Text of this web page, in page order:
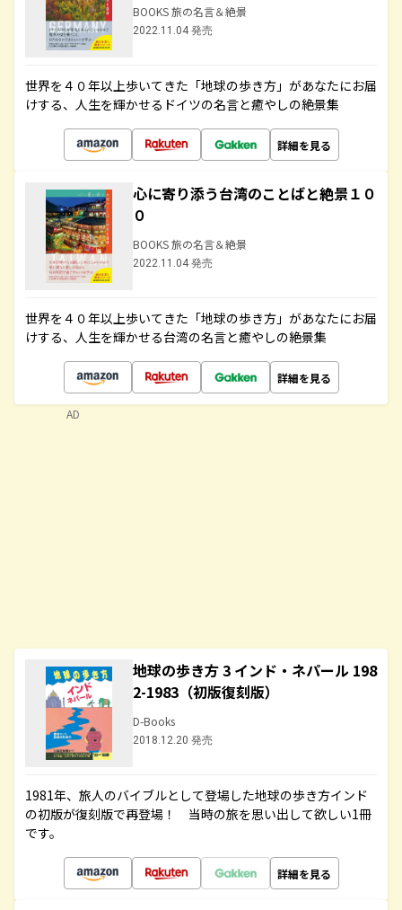
BOOKS 旅の名言＆絶景
2022.11.04 発売
世界を４０年以上歩いてきた「地球の歩き方」があなたにお届
けする、人生を輝かせるドイツの名言と癒やしの絶景集
詳細を見る
心に寄り添う台湾のことばと絶景１０
０
BOOKS 旅の名言＆絶景
2022.11.04 発売
世界を４０年以上歩いてきた「地球の歩き方」があなたにお届
けする、人生を輝かせる台湾の名言と癒やしの絶景集
詳細を見る
地球の歩き方 3 インド・ネパール 198
2-1983（初版復刻版）
D-Books
2018.12.20 発売
1981年、旅人のバイブルとして登場した地球の歩き方インド
の初版が復刻版で再登場！ 当時の旅を思い出して欲しい1冊
です。
詳細を見る
AD